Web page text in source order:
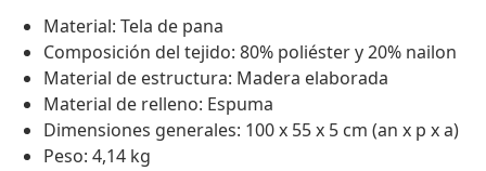
Material: Tela de pana
Composición del tejido: 80% poliéster y 20% nailon
Material de estructura: Madera elaborada
Material de relleno: Espuma
Dimensiones generales: 100 x 55 x 5 cm (an x p x a)
Peso: 4,14 kg